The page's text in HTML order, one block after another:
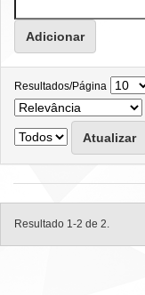
Resultados/Página
Resultado 1-2 de 2.